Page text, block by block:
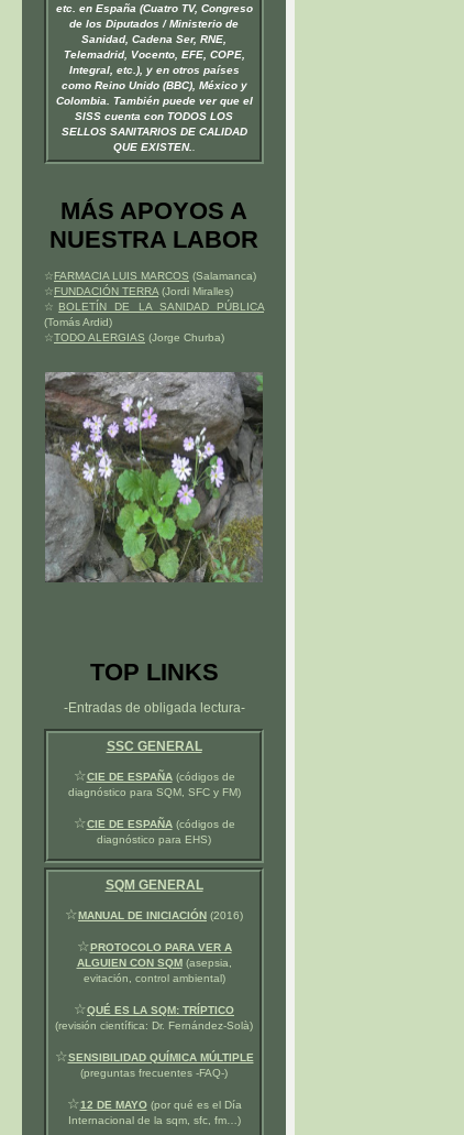
etc. en España (Cuatro TV, Congreso
de los Diputados / Ministerio de
Sanidad, Cadena Ser, RNE,
Telemadrid, Vocento, EFE, COPE,
Integral, etc.), y en otros países
como Reino Unido (BBC), México y
Colombia. También puede ver que el
SISS cuenta con TODOS LOS
SELLOS SANITARIOS DE CALIDAD
QUE EXISTEN.
MÁS APOYOS A
NUESTRA LABOR
☆FARMACIA LUIS MARCOS (Salamanca)
☆FUNDACIÓN TERRA (Jordi Miralles)
☆ BOLETÍN DE LA SANIDAD PÚBLICA
(Tomás Ardid)
☆TODO ALERGIAS (Jorge Churba)
TOP LINKS
-Entradas de obligada lectura-
SSC GENERAL
☆CIE DE ESPAÑA(códigos de
diagnóstico para SQM, SFC y FM)
☆CIE DE ESPAÑA(códigos de
diagnóstico para EHS)
SQM GENERAL
☆MANUAL DE INICIACIÓN (2016)
☆PROTOCOLO PARA VER A
ALGUIEN CON SQM(asepsia,
evitación, control ambiental)
☆QUÉ ES LA SQM: TRÍPTICO
(revisión científica: Dr. Fernández-Solà)
☆SENSIBILIDAD QUÍMICA MÚLTIPLE
(preguntas frecuentes -FAQ-)
☆12 DE MAYO(por qué es el Día
Internacional de la sqm, sfc, fm…)